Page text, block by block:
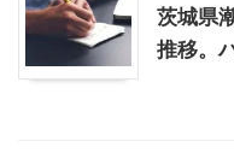
茨城県
推移。